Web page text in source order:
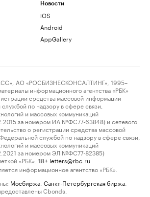
Новости
iOS
Android
AppGallery
АО «РОСБИЗНЕСКОНСАЛТИНГ», 1995–
информационного агентства «РБК»
средства массовой информации
по надзору в сфере связи,
и массовых коммуникаций
за номером ИА №ФС77-63848) и сетевого
о регистрации средства массовой
службой по надзору в сфере связи,
и массовых коммуникаций
за номером ЭЛ №ФС77-82385)
«РБК».
18+ letters@rbc.ru
информационное агентство «РБК».
Мосбиржа Санкт-Петербургская биржа
Cbonds.